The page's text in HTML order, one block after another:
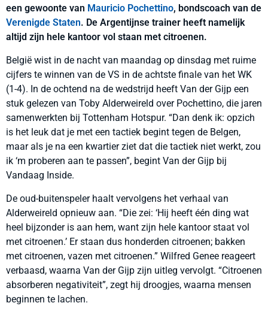
een gewoonte van Mauricio Pochettino, bondscoach van de
Verenigde Staten. De Argentijnse trainer heeft namelijk
altijd zijn hele kantoor vol staan met citroenen.
België wist in de nacht van maandag op dinsdag met ruime
cijfers te winnen van de VS in de achtste finale van het WK
(1-4). In de ochtend na de wedstrijd heeft Van der Gijp een
stuk gelezen van Toby Alderweireld over Pochettino, die jaren
samenwerkten bij Tottenham Hotspur. “Dan denk ik: opzich
is het leuk dat je met een tactiek begint tegen de Belgen,
maar als je na een kwartier ziet dat die tactiek niet werkt, zou
ik ‘m proberen aan te passen”, begint Van der Gijp bij
Vandaag Inside.
De oud-buitenspeler haalt vervolgens het verhaal van
Alderweireld opnieuw aan. “Die zei: ‘Hij heeft één ding wat
heel bijzonder is aan hem, want zijn hele kantoor staat vol
met citroenen.’ Er staan dus honderden citroenen; bakken
met citroenen, vazen met citroenen.” Wilfred Genee reageert
verbaasd, waarna Van der Gijp zijn uitleg vervolgt. “Citroenen
absorberen negativiteit”, zegt hij droogjes, waarna mensen
beginnen te lachen.